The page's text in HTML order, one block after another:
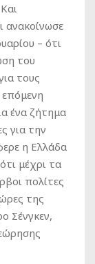
ανακοίνωσε
– ότι
του
τους
επόμενη
ένα ζήτημα
για την
η Ελλάδα
μέχρι τα
πολίτες
της
Σένγκεν,